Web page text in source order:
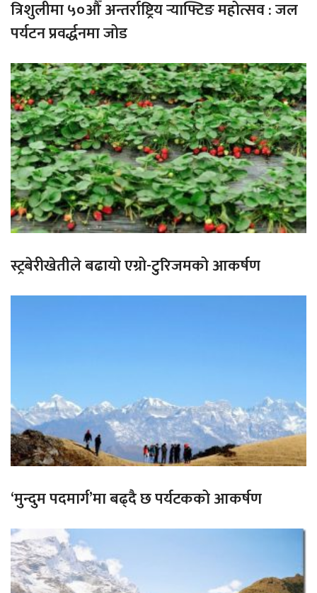
त्रिशुलीमा ५०औँ अन्तर्राष्ट्रिय र्‍याफ्टिङ महोत्सव : जल
पर्यटन प्रवर्द्धनमा जोड
स्ट्रबेरीखेतीले बढायो एग्रो-टुरिजमको आकर्षण
‘मुन्दुम पदमार्ग’मा बढ्दै छ पर्यटकको आकर्षण